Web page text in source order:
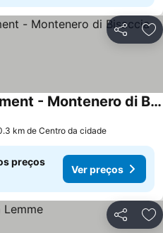
Partilhar
Homerez - Cosy apartment - Montenero di Bisaccia
km de Centro da cidade
preços
Ver preços
Partilhar